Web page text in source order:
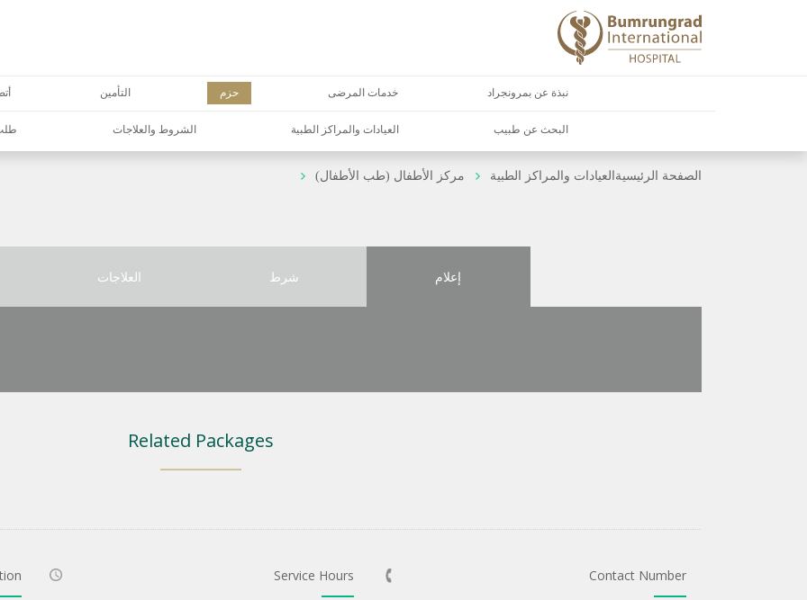
نبذة عن بمرونجراد خدمات المرضى حزم التأمين
البحث عن طبيب العيادات والمراكز الطبية الشروط والعلاجات
الصفحة الرئيسية العيادات والمراكز الطبية مركز الأطفال (طب الأطفال)
إعلام شرط العلاجات
Related Packages
Contact Number
Service Hours